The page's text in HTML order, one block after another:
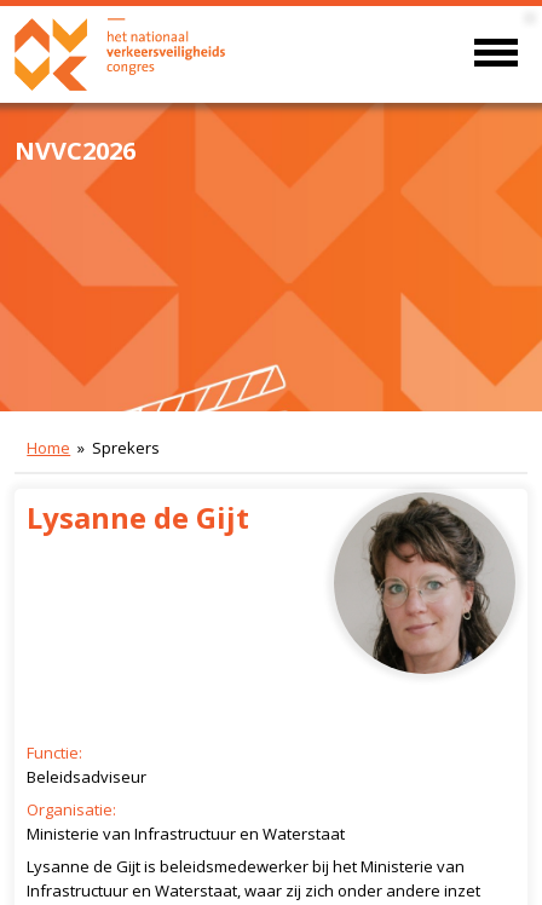
NVVC2026
Home » Sprekers
Lysanne de Gijt
Functie:
Beleidsadviseur
Organisatie:
Ministerie van Infrastructuur en Waterstaat
Lysanne de Gijt is beleidsmedewerker bij het Ministerie van
Infrastructuur en Waterstaat, waar zij zich onder andere inzet